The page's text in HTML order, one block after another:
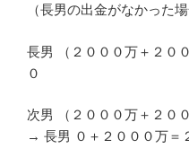
（長男の出金がなかった場
長男 （２０００万＋２０
０
次男 （２０００万＋２０
→ 長男 ０＋２０００万＝